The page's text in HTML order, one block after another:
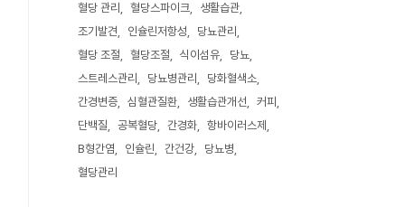
혈당 관리
혈당스파이크
생활습관
조기발견
인슐린저항성
당뇨관리
혈당 조절
혈당조절 식이섬유
당뇨
스트레스관리
당뇨병관리
당화혈색소
간경변증
심혈관질환 생활습관개선
커피
단백질
공복혈당 간경화
항바이러스제
B형간염
인슐린 간건강
당뇨병
혈당관리